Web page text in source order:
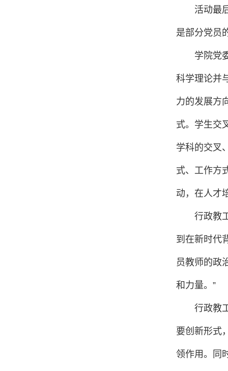
活动最
是部分党员
学院党
科学理论并
力的发展方
式。学生交
学科的交叉
式、工作方
动，在人才
行政教
到在新时代
员教师的政
和力量。”
行政教
要创新形式
领作用。同